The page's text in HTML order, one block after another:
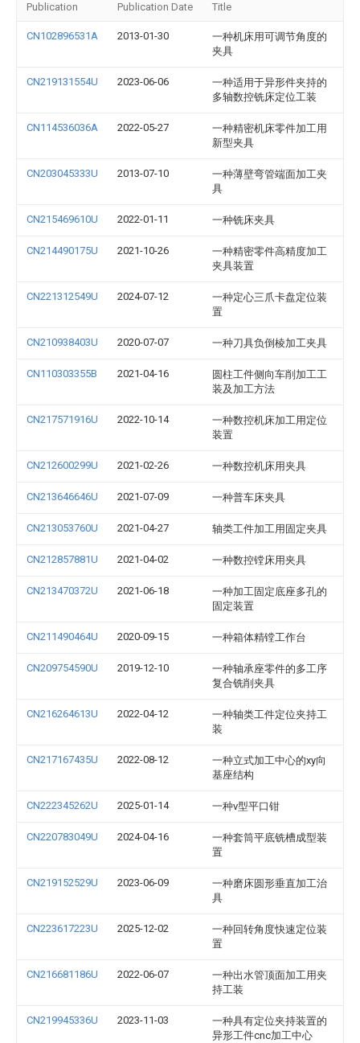
Publication Publication Date Title
CN102896531A 2013-01-30
一种机床用可调节角度的
夹具
CN219131554U 2023-06-06
一种适用于异形件夹持的
多轴数控铣床定位工装
CN114536036A 2022-05-27
一种精密机床零件加工用
新型夹具
CN203045333U 2013-07-10
一种薄壁弯管端面加工夹
具
CN215469610U 2022-01-11 一种铣床夹具
CN214490175U 2021-10-26
一种精密零件高精度加工
夹具装置
CN221312549U 2024-07-12
一种定心三爪卡盘定位装
置
CN210938403U 2020-07-07 一种刀具负倒棱加工夹具
CN110303355B 2021-04-16
圆柱工件侧向车削加工工
装及加工方法
CN217571916U 2022-10-14
一种数控机床加工用定位
装置
CN212600299U 2021-02-26 一种数控机床用夹具
CN213646646U 2021-07-09 一种普车床夹具
CN213053760U 2021-04-27 轴类工件加工用固定夹具
CN212857881U 2021-04-02 一种数控镗床用夹具
CN213470372U 2021-06-18
一种加工固定底座多孔的
固定装置
CN211490464U 2020-09-15 一种箱体精镗工作台
CN209754590U 2019-12-10
一种轴承座零件的多工序
复合铣削夹具
CN216264613U 2022-04-12
一种轴类工件定位夹持工
装
CN217167435U 2022-08-12
一种立式加工中心的xy向
基座结构
CN222345262U 2025-01-14 一种v型平口钳
CN220783049U 2024-04-16
一种套筒平底铣槽成型装
置
CN219152529U 2023-06-09
一种磨床圆形垂直加工治
具
CN223617223U 2025-12-02
一种回转角度快速定位装
置
CN216681186U 2022-06-07
一种出水管顶面加工用夹
持工装
CN219945336U 2023-11-03
一种具有定位夹持装置的
异形工件cnc加工中心